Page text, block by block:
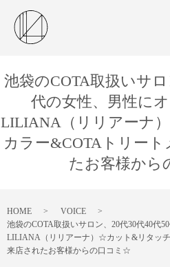
池袋のCOTA取扱いサ
代の女性、男性に
LILIANA（リリアーナ
カラー&COTAトリー
たお客様か
HOME
VOICE
池袋のCOTA取扱いサロン、20代30代40代
LILIANA（リリアーナ）☆カット&リタッ
来店されたお客様からの口コミ☆